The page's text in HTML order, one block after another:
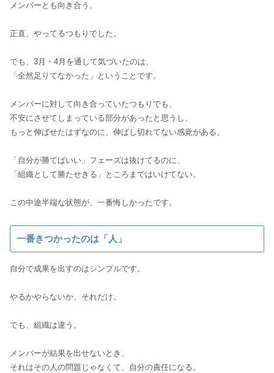
メンバーとも向き合う。
正直、やってるつもりでした。
でも、3月・4月を通して気づいたのは、
「全然足りてなかった」ということです。
メンバーに対して向き合っていたつもりでも、
不安にさせてしまっている部分があったと思うし、
もっと伸ばせたはずなのに、伸ばし切れてない感覚がある。
「自分が勝てばいい」フェーズは抜けてるのに、
「組織として勝たせきる」ところまではいけてない。
この中途半端な状態が、一番悔しかったです。
一番きつかったのは「人」
自分で成果を出すのはシンプルです。
やるかやらないか、それだけ。
でも、組織は違う。
メンバーが結果を出せないとき、
それはその人の問題じゃなくて、自分の責任になる。